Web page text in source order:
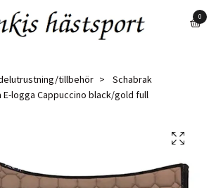
0
tillbehör
Schabrak
E-logga Cappuccino black/gold full